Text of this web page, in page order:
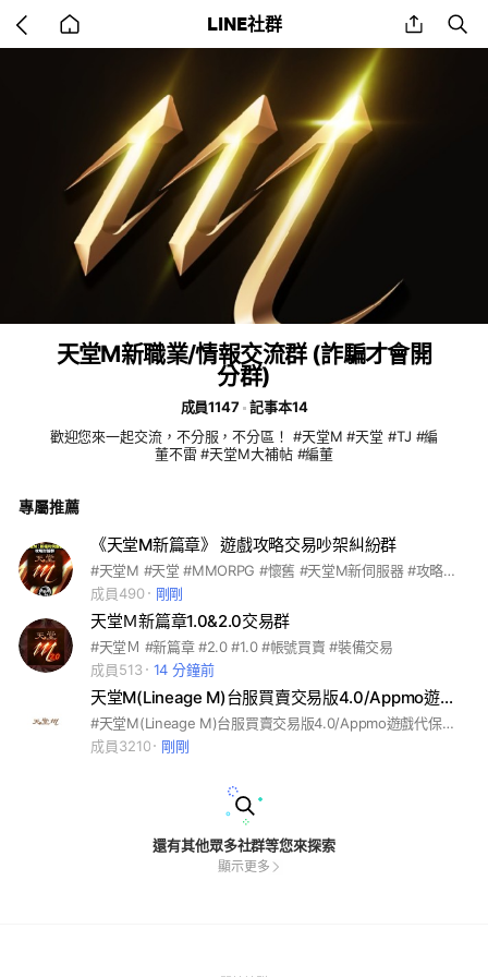
back
to
LINE社群 share
天堂M新職業/情報交流群 (詐騙才會開
分群)
成員1147
記事本14
歡迎您來一起交流，不分服，不分區！ #天堂M #天堂 #TJ #編
董不雷 #天堂M大補帖 #編董
專屬推薦
《天堂M新篇章》 遊戲攻略交易吵架糾紛群
#天堂M #天堂 #MMORPG #懷舊 #天堂M新伺服器 #攻略討論 #令狐沖爺爺
成員490
剛剛
天堂Ｍ新篇章1.0&2.0交易群
#天堂Ｍ #新篇章 #2.0 #1.0 #帳號買賣 #裝備交易
成員513
14 分鐘前
天堂M(Lineage M)台服買賣交易版4.0/Appmo遊戲代保代售平台
#天堂M(Lineage M)台服買賣交易版4.0/Appmo遊戲代保平台 #Appmo遊戲代保代售平台 #天堂M #Appmo #一般伺服器 #A區 #重生服 #認證服 #新篇章1.0 #新篇章2.0 #新篇章3.0
成員3210
剛剛
還有其他眾多社群等您來探索
顯示更多